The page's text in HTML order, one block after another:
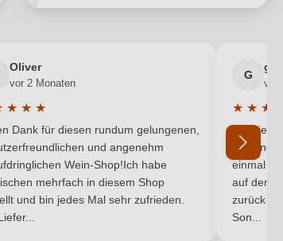
Oliver
vor 2 Monaten
★ ★ ★
Bewertung von 5 von 5 Sternen
Dank für diesen rundum gelungenen,
und angenehm
Wein-Shop!Ich habe
mehrfach in diesem Shop
und bin jedes Mal sehr zufrieden.
G
vor
★ ★ ★
Die
hat eine
einmal
auf dem
zurück
Son...